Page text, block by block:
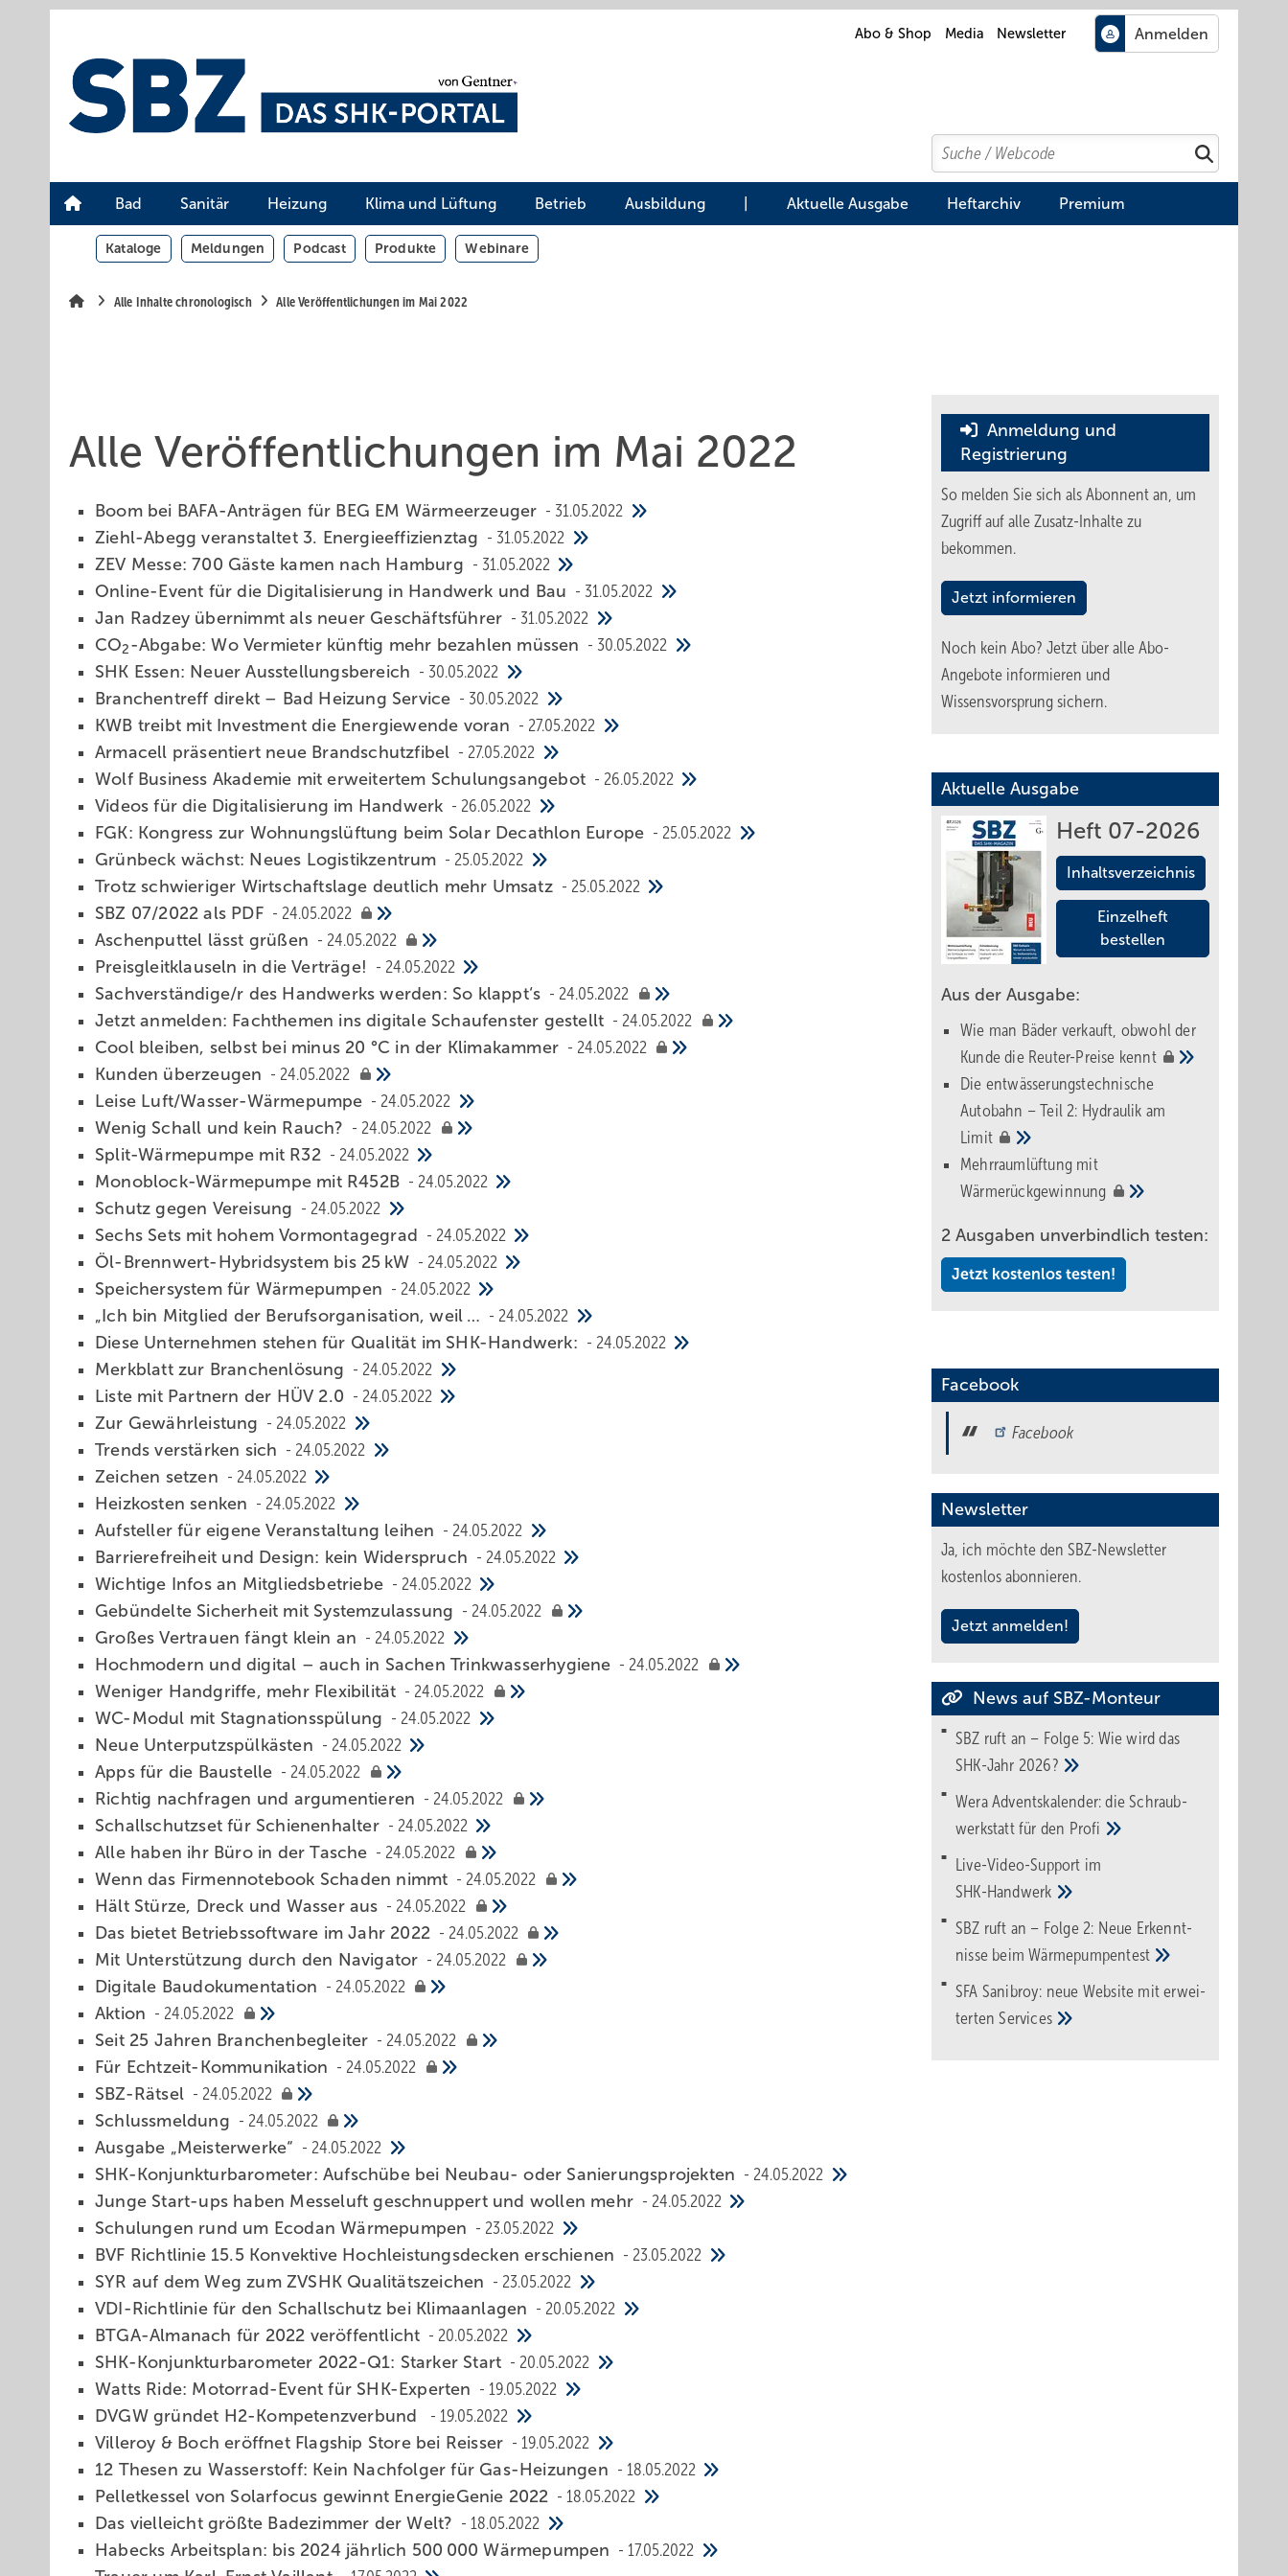
Abo & Shop Media Newsletter
Search
Suchen
Bad Sanitär Heizung Klima und Lüftung Betrieb Ausbildung Aktuelle Ausgabe Heftarchiv Premium
Kataloge Meldungen Podcast Produkte Webinare
Alle Inhalte chronologisch Alle Veröffentlichungen im Mai 2022
Alle Veröffentlichungen im Mai 2022
Boom bei BAFA-Anträgen für BEG EM Wärmeerzeuger
31.05.2022
Ziehl-Abegg veranstaltet 3. Energieeffizienztag
31.05.2022
ZEV Messe: 700 Gäste kamen nach Hamburg
31.05.2022
Online-Event für die Digitalisierung in Handwerk und Bau
31.05.2022
Jan Radzey übernimmt als neuer Geschäftsführer
31.05.2022
CO2 -Abgabe: Wo Vermieter künftig mehr bezahlen müssen
30.05.2022
SHK Essen: Neuer Ausstellungsbereich
30.05.2022
Branchentreff direkt – Bad Heizung Service
30.05.2022
KWB treibt mit Investment die Energiewende voran
27.05.2022
Armacell präsentiert neue Brandschutzfibel
27.05.2022
Wolf Business Akademie mit erweitertem Schulungsangebot
26.05.2022
Videos für die Digitalisierung im Handwerk
26.05.2022
FGK: Kongress zur Wohnungslüftung beim Solar Decathlon Europe
25.05.2022
Grünbeck wächst: Neues Logistikzentrum
25.05.2022
Trotz schwieriger Wirtschaftslage deutlich mehr Umsatz
25.05.2022
SBZ 07/2022 als PDF
24.05.2022
Aschenputtel lässt grüßen
24.05.2022
Preisglei tklauseln in die Verträge!
24.05.2022
Sachverständige/r des Handwerks werden: So klappt‘s
24.05.2022
Jetzt anmelden: Fachthemen ins digitale Schaufenster gestellt
24.05.2022
Cool bleiben, selbst bei minus 20 °C in der Klimakammer
24.05.2022
Kunden überzeugen
24.05.2022
Leise Luft/Wasser-Wärmepumpe
24.05.2022
Wenig Schall und kein Rauch?
24.05.2022
Split-Wärmepumpe mit R32
24.05.2022
Monoblock-Wär mepumpe mit R452B
24.05.2022
Schutz gegen Vereisung
24.05.2022
Sechs Sets mit hohem ­Vormontagegrad
24.05.2022
Öl-Brennwert-Hybridsystem bis 25 kW
24.05.2022
Speichersystem für Wärmepumpen
24.05.2022
„Ich bin Mitgli ed der Berufsorganisation, weil …
24.05.2022
Diese Unternehmen stehen für Qualität im SHK-Handwerk:
24.05.2022
Merkblatt zur Branchenlösung
24.05.2022
Liste mit Partnern der HÜV 2.0
24.05.2022
Zur Gewährleistung
24.05.2022
Trends verstärken sich
24.05.2022
Zeichen setzen
24.05.2022
Heizkosten senken
24.05.2022
Aufsteller für eigene Veranstaltung leihen
24.05.2022
Barrierefreiheit und Design: kein Widerspru ch
24.05.2022
Wichtige Infos an Mitgliedsbetriebe
24.05.2022
Gebündelte Sicherheit mit Systemzulassung
24.05.2022
Großes Ve rtrauen fängt klein an
24.05.2022
Hochmodern und digital – auch in Sachen Trinkwasserhygiene
24.05.2022
Weniger Handgriffe, mehr Flexibilität
24.05.2022
WC-Modul mit Stagnationsspülung
24.05.2022
Neue Unterputzspülkästen
24.05.2022
Apps für die Baus telle
24.05.2022
Richtig nachfragen und argumentieren
24.05.2022
Schallschutzset für Schienenhalter
24.05.2022
Alle haben ihr Büro in der Tasche
24.05.2022
Wenn das Firm ennotebook Schaden nimmt
24.05.2022
Hält Stürze, Dreck und Wasser aus
24.05.2022
Das bietet Betriebssoftware im Jahr 2022
24.05.2022
Mit Unterstützung durch den Navigator
24.05.2022
Digitale Baudokumentation
24.05.2022
Aktion
24.05.2022
Seit 25 Jahren Branchenbegleiter
24.05.2022
Für Echtzeit-Kommunikation
24.05.2022
SBZ-Rätsel
24.05.2022
Schlussmeldung
24.05.2022
Ausgabe „Meisterwerke“
24.05.2022
SHK-Konjunkturbarometer: Aufschübe bei Neubau- oder Sanierungsprojekten
24.05.2022
Junge Start-ups haben Messeluft geschnuppert und wollen mehr
24.05.2022
Schulungen rund um Ecodan Wärmepumpen
23.05.2022
BVF Richtlinie 15.5 Konvektive Hochleistungsdecken erschienen
23.05.2022
SYR auf dem Weg zum ZVSHK Qualitätszeichen
23.05.2022
VDI-Richtlinie für den Schallschutz bei Klimaanlagen
20.05.2022
BTGA-Almanach für 2022 veröffentlicht
20.05.2022
SHK-Konjunkturbarometer 2022-Q1: Starker Start
20.05.2022
Watts Ride: Motorrad-Event für SHK-Experten
19.05.2022
DVGW gründet H2-Kompetenzverbund
19.05.2022
Villeroy & Boch eröffnet Flagship Store bei Reisser
19.05.2022
12 Thesen zu Wasserstoff: Kein Nachfolger für Gas-Heizungen
18.05.2022
Pelletkessel von Solarfocus gewinnt EnergieGenie 2022
18.05.2022
Das vielleicht größte Badezimmer der Welt?
18.05.2022
Habecks Arbeitsplan: bis 2024 jährlich 500 000 Wärmepumpen
17.05.2022
Anmeldung und
Registrierung
So melden Sie sich als Abonnent an, um
Zugriff auf alle Zusatz-Inhalte zu
bekommen.
Jetzt informieren
Noch kein Abo? Jetzt über alle Abo-
Angebote informieren und
Wissensvorsprung sichern.
Aktuelle Ausgabe
Heft 07-2026
Inhaltsverzeichnis
Einzelheft
bestellen
Aus der Ausgabe:
Wie man Bäder verkauft, obwohl der
Kunde die Reuter-Preise kennt
Die entwässerungstechnische
Autobahn – Teil 2: Hydraulik am
Limit
Mehrraumlüftung mit
Wärmerückgewinnung
2 Ausgaben unverbindlich testen:
Jetzt kostenlos testen!
Facebook
Facebook
Newsletter
Ja, ich möchte den SBZ-Newsletter
kostenlos abonnieren.
Jetzt anmelden!
News auf SBZ-Monteur
SBZ ruft an – Folge 5: Wie wird das
SHK-Jahr 2026?
Wera Adventskalender: die Schraub­
werk­statt für den Pro­fi
Live-Video-Support im
SHK-Handwerk
SBZ ruft an – Folge 2: Neue Erkennt­
nisse beimWärme­pumpen­test
SFA Sanibroy: neue Web­site mit erwei­
tertenServices